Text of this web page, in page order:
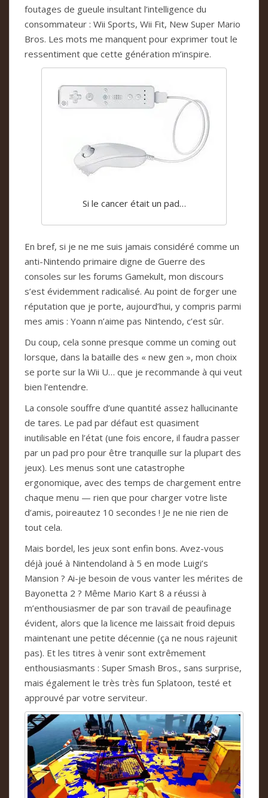
foutages de gueule insultant l’intelligence du
consommateur : Wii Sports, Wii Fit, New Super Mario
Bros. Les mots me manquent pour exprimer tout le
ressentiment que cette génération m’inspire.
Si le cancer était un pad…
En bref, si je ne me suis jamais considéré comme un
anti-Nintendo primaire digne de Guerre des
consoles sur les forums Gamekult, mon discours
s’est évidemment radicalisé. Au point de forger une
réputation que je porte, aujourd’hui, y compris parmi
mes amis : Yoann n’aime pas Nintendo, c’est sûr.
Du coup, cela sonne presque comme un coming out
lorsque, dans la bataille des « new gen », mon choix
se porte sur la Wii U… que je recommande à qui veut
bien l’entendre.
La console souffre d’une quantité assez hallucinante
de tares. Le pad par défaut est quasiment
inutilisable en l’état (une fois encore, il faudra passer
par un pad pro pour être tranquille sur la plupart des
jeux). Les menus sont une catastrophe
ergonomique, avec des temps de chargement entre
chaque menu — rien que pour charger votre liste
d’amis, poireautez 10 secondes ! Je ne nie rien de
tout cela.
Mais bordel, les jeux sont enfin bons. Avez-vous
déjà joué à Nintendoland à 5 en mode Luigi’s
Mansion ? Ai-je besoin de vous vanter les mérites de
Bayonetta 2 ? Même Mario Kart 8 a réussi à
m’enthousiasmer de par son travail de peaufinage
évident, alors que la licence me laissait froid depuis
maintenant une petite décennie (ça ne nous rajeunit
pas). Et les titres à venir sont extrêmement
enthousiasmants : Super Smash Bros., sans surprise,
mais également le très très fun Splatoon, testé et
approuvé par votre serviteur.